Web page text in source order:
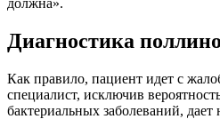
Диагностика
Как правило, пациент идет с
специалист, исключив
бактериальных заболеваний, дает